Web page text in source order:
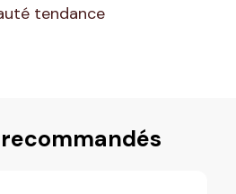
tendance